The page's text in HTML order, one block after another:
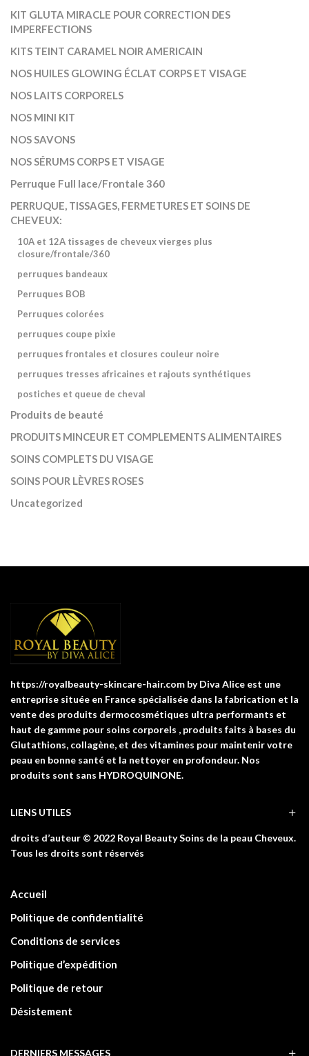
KIT GLUTA MIRACLE POUR CORRECTION DES
IMPERFECTIONS
KITS TEINT CARAMEL NOIR AMERICAIN
NOS HUILES GLOWING ÉCLAT CORPS ET VISAGE
NOS LAITS CORPORELS
NOS MINI KIT
NOS SAVONS
NOS SÉRUMS CORPS ET VISAGE
Perruque Full lace/Frontale 360
PERRUQUE, TISSAGES, FERMETURES ET SOINS DE
CHEVEUX:
10A et 12A tissages de cheveux vierges plus
closure/frontale/360
perruques bandeaux
Perruques BOB
Perruques colorées
perruques coupe pixie
perruques frontales et closures couleur noire
perruques tresses africaines et rajouts synthétiques
postiches et queue de cheval
Produits de beauté
PRODUITS MINCEUR ET COMPLEMENTS ALIMENTAIRES
SOINS COMPLETS DU VISAGE
SOINS POUR LÈVRES ROSES
Uncategorized
https://royalbeauty-skincare-hair.com by Diva Alice est une
entreprise située en France spécialisée dans la fabrication et la
vente des produits dermocosmétiques ultra performants et
haut de gamme pour soins corporels , produits faits à bases du
Glutathions, collagène, et des vitamines pour maintenir votre
peau en bonne santé et la nettoyer en profondeur. Nos
produits sont sans HYDROQUINONE.
LIENS UTILES
droits d’auteur © 2022 Royal Beauty Soins de la peau Cheveux.
Tous les droits sont réservés
Accueil
Politique de confidentialité
Conditions de services
Politique d’expédition
Politique de retour
Désistement
DERNIERS MESSAGES